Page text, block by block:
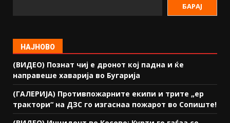
БАРАЈ
НАЈНОВО
(ВИДЕО) Познат чиј е дронот кој падна и ќе
направеше хаварија во Бугарија
(ГАЛЕРИЈА) Противпожарните екипи и трите „ер
трактори“ на ДЗС го изгаснаа пожарот во Сопиште!